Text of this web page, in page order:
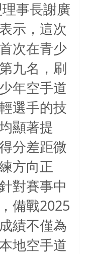
事長謝廣
示，這次
次在青少
九名，刷
年空手道
選手的技
顯著提
分差距微
方向正
對賽事中
備戰2025
績不僅為
地空手道